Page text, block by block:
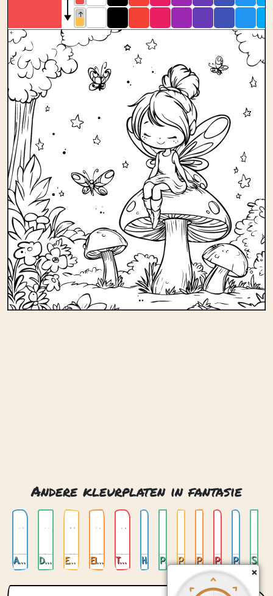
Andere kleurplaten in fantasie
Anime Draken Eenhoorns Elven Trollen Het betoverde bos Paddenstoelenhuis Paddestoel met kabouter Paddestoel met kind Paddestoel met meisje Paddestoel met meisje 02
Schattige trol 02
×